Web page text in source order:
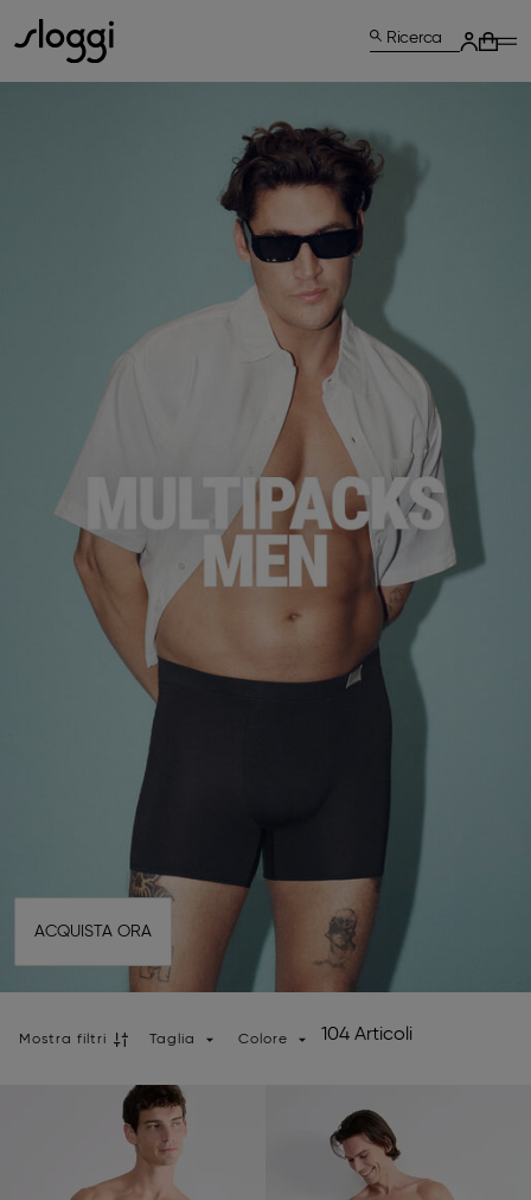
Ricerca
ACQUISTA ORA
Mostra filtri Taglia Colore 104 Articoli